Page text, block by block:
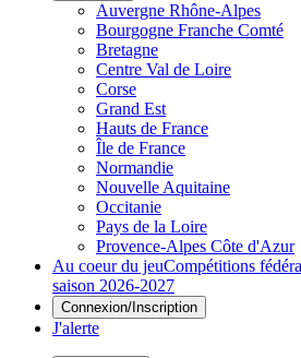
Auvergne Rhône-Alpes
Bourgogne Franche Comté
Bretagne
Centre Val de Loire
Corse
Grand Est
Hauts de France
Île de France
Normandie
Nouvelle Aquitaine
Occitanie
Pays de la Loire
Provence-Alpes Côte d'Azur
Au coeur du jeuCompétitions
saison 2026-2027
Connexion/Inscription
J'alerte